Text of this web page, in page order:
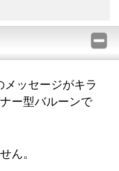
ッセージがキラ
ー型バルーンで
ん。